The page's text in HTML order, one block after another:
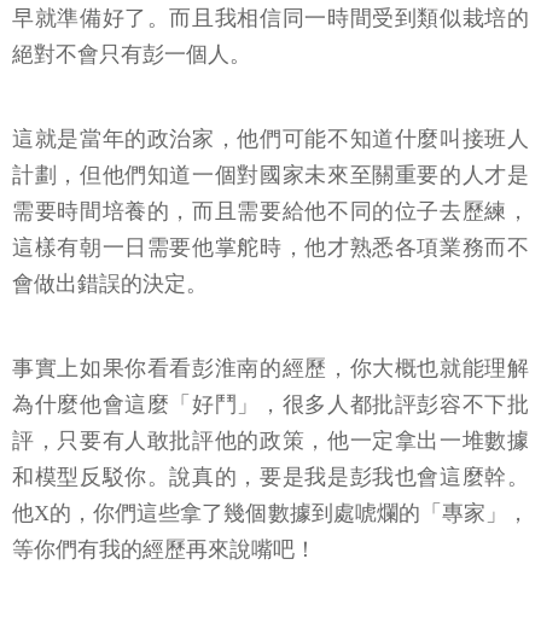
早就準備好了。而且我相信同一時間受到類似栽培的
絕對不會只有彭一個人。
這就是當年的政治家，他們可能不知道什麼叫接班人
計劃，但他們知道一個對國家未來至關重要的人才是
需要時間培養的，而且需要給他不同的位子去歷練，
這樣有朝一日需要他掌舵時，他才熟悉各項業務而不
會做出錯誤的決定。
事實上如果你看看彭淮南的經歷，你大概也就能理解
為什麼他會這麼「好鬥」，很多人都批評彭容不下批
評，只要有人敢批評他的政策，他一定拿出一堆數據
和模型反駁你。說真的，要是我是彭我也會這麼幹。
他X的，你們這些拿了幾個數據到處唬爛的「專家」，
等你們有我的經歷再來說嘴吧！